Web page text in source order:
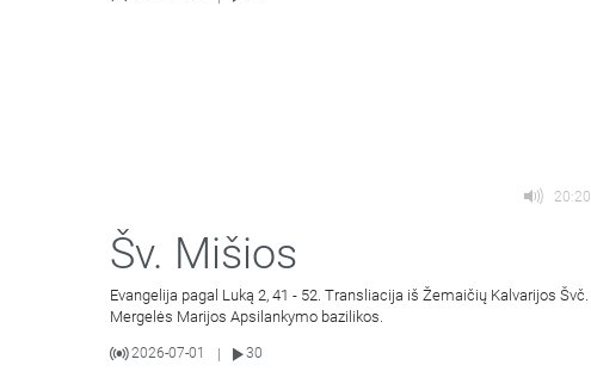
20:20
Šv. Mišios
Evangelija pagal Luką 2, 41 - 52. Transliacija iš Žemaičių Kalvarijos Švč.
Mergelės Marijos Apsilankymo bazilikos.
2026-07-01 30